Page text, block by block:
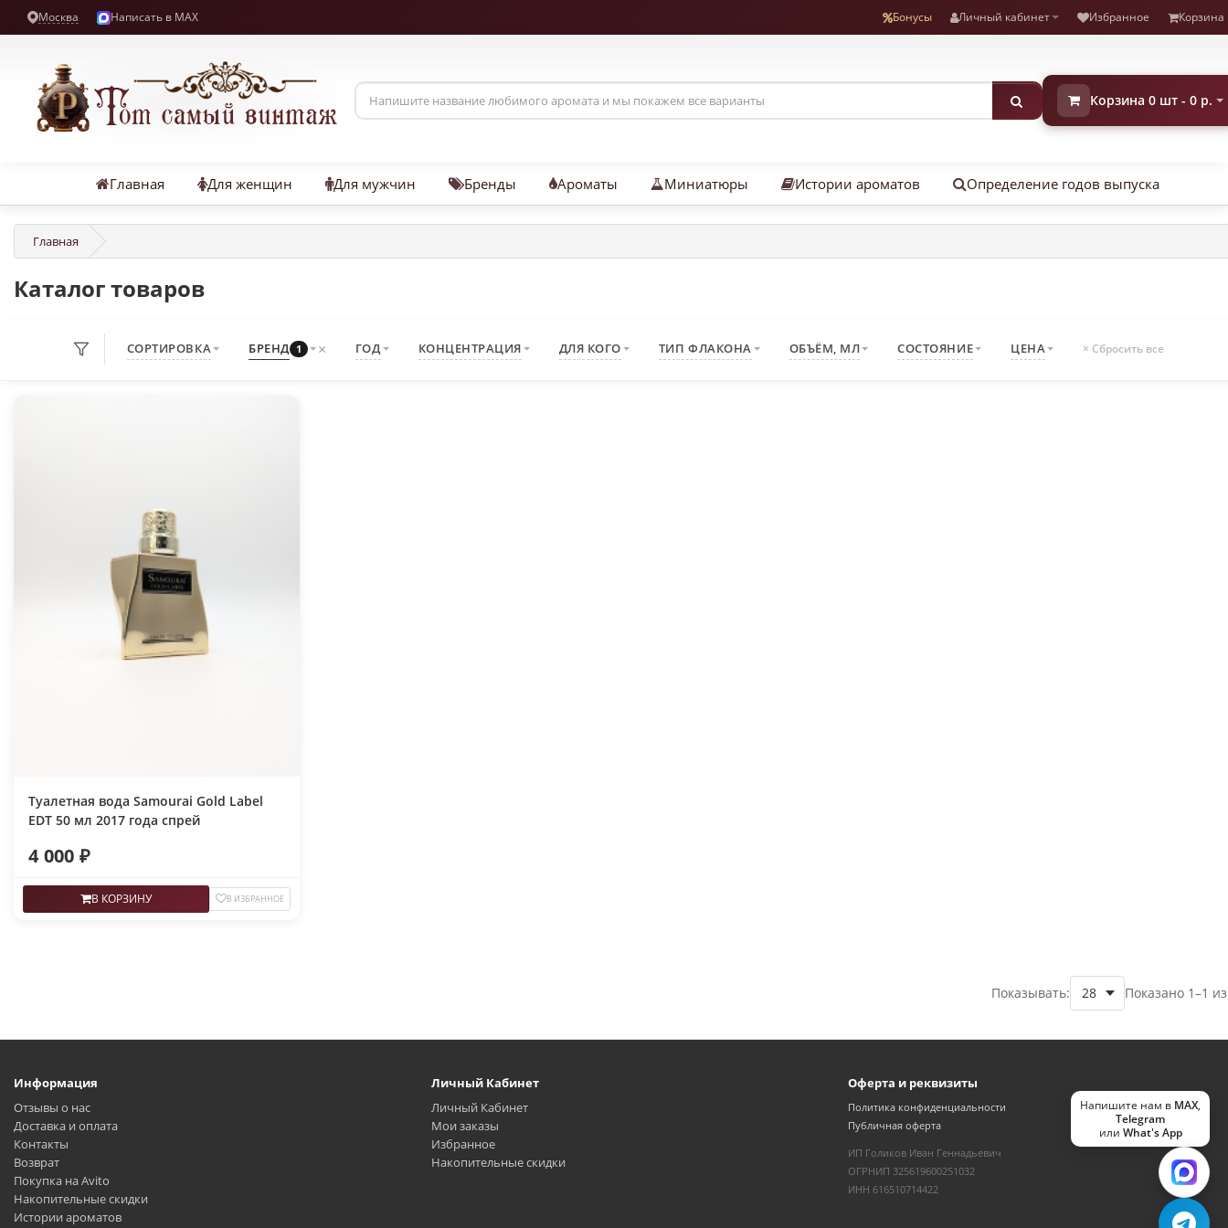
Напишите нам в MAX,
Telegram
или What's App
Москва Написать в MAX Бонусы Личный кабинет Избранное Корзина
Корзина 0 шт - 0 р.
Главная Для женщин Для мужчин Бренды Ароматы Миниатюры Истории ароматов Определение годов выпуска
Главная
Каталог товаров
СОРТИРОВКА БРЕНД 1 × ГОД КОНЦЕНТРАЦИЯ ДЛЯ КОГО ТИП ФЛАКОНА ОБЪЁМ, МЛ СОСТОЯНИЕ ЦЕНА × Сбросить все
Туалетная вода Samourai Gold Label
EDT 50 мл 2017 года спрей
4 000 ₽
В КОРЗИНУ В ИЗБРАННОЕ
Показывать: Показано 1–1
Информация
Отзывы о нас
Доставка и оплата
Контакты
Возврат
Покупка на Avito
Накопительные скидки
Истории ароматов
Личный Кабинет
Личный Кабинет
Мои заказы
Избранное
Накопительные скидки
Оферта и реквизиты
Политика конфиденциальности
Публичная оферта
ИП Голиков Иван Геннадьевич
ОГРНИП 325619600251032
ИНН 616510714422